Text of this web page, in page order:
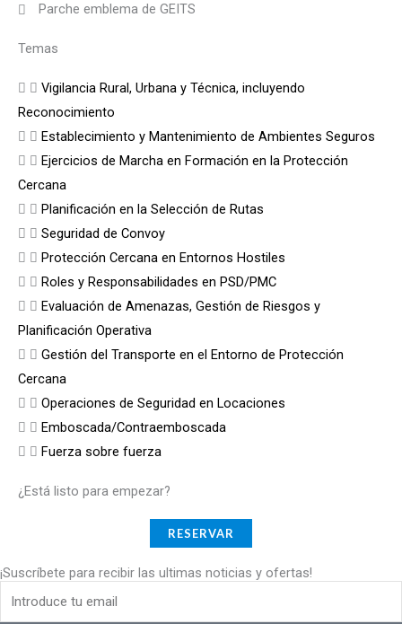
Parche emblema de GEITS
Temas
Vigilancia Rural, Urbana y Técnica, incluyendo
Reconocimiento
Establecimiento y Mantenimiento de Ambientes Seguros
Ejercicios de Marcha en Formación en la Protección
Cercana
Planificación en la Selección de Rutas
Seguridad de Convoy
Protección Cercana en Entornos Hostiles
Roles y Responsabilidades en PSD/PMC
Evaluación de Amenazas, Gestión de Riesgos y
Planificación Operativa
Gestión del Transporte en el Entorno de Protección
Cercana
Operaciones de Seguridad en Locaciones
Emboscada/Contraemboscada
Fuerza sobre fuerza
¿Está listo para empezar?
RESERVAR
¡Suscríbete para recibir las ultimas noticias y ofertas!